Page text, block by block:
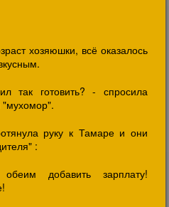
хозяюшки, всё оказалось
так готовить? - спросила
"мухомор".
руку к Тамаре и они
:
добавить зарплату!